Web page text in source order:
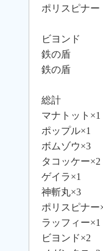
ポリスピナー
ビヨンド
鉄の盾
鉄の盾
総計
マナトット×1
ポップル×1
ボムゾウ×3
タコッケー×2
ゲイラ×1
神斬丸×3
ポリスピナー
ラッフィー×1
ビヨンド×2